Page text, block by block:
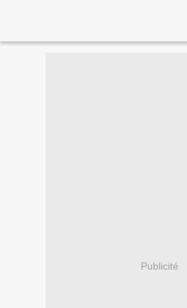
Publicité